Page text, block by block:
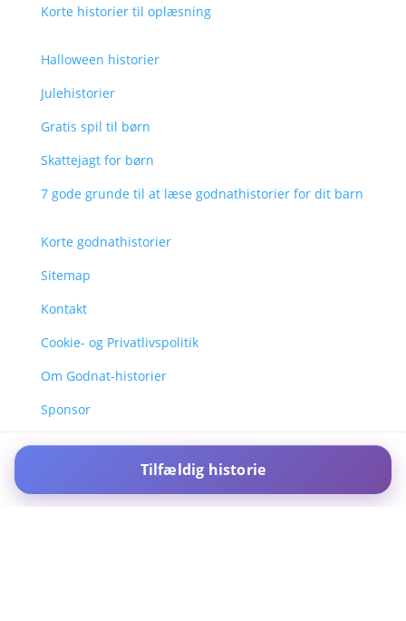
Korte historier til oplæsning
Halloween historier
Julehistorier
Gratis spil til børn
Skattejagt for børn
7 gode grunde til at læse godnathistorier for dit barn
Korte godnathistorier
Sitemap
Kontakt
Cookie- og Privatlivspolitik
Om Godnat-historier
Sponsor
Tilfældig historie